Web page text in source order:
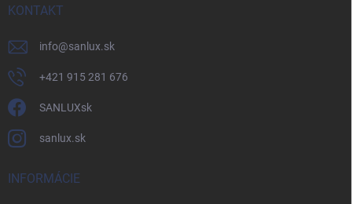
KONTAKT
info@sanlux.sk
+421 915 281 676
SANLUXsk
sanlux.sk
INFORMÁCIE